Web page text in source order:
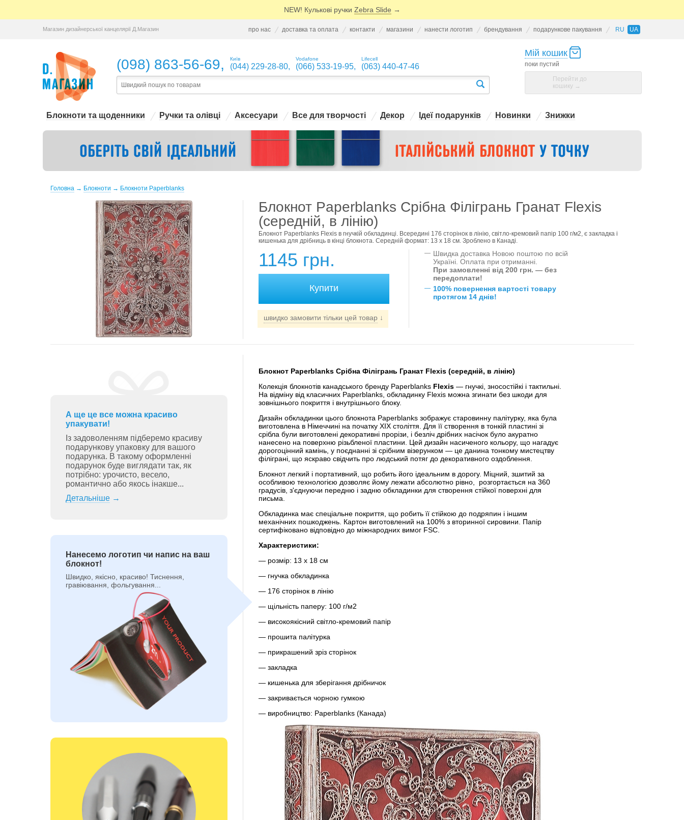
NEW! Кулькові ручки Zebra Slide →
Магазин дизайнерської канцелярії Д.Магазин про нас доставка та оплата контакти магазини нанести логотип брендування подарункове пакування RU UA
(098) 863-56-69, Київ
(044) 229-28-80,
Vodafone
(066) 533-19-95,
Lifecell
(063) 440-47-46
Мій кошик
поки пустий
Перейти до
кошику →
Блокноти та щоденники Ручки та олівці Аксесуари Все для творчості Декор Ідеї подарунків Новинки Знижки
Головна → Блокноти → Блокноти Paperblanks
Блокнот Paperblanks Срібна Філігрань Гранат Flexis
(середній, в лінію)
Блокнот Paperblanks Flexis в гнучкій обкладинці. Всередині 176 сторінок в лінію, світло-кремовий папір 100 г/м2, є закладка і
кишенька для дрібниць в кінці блокнота. Середній формат: 13 х 18 см. Зроблено в Канаді.
1145 грн.
швидко замовити тільки цей товар↓
— Швидка доставка Новою поштою по всій
Україні. Оплата при отриманні.
При замовленні від 200 грн. — без
передоплати!
— 100% повернення вартості товару
протягом 14 днів!
А ще це все можна красиво
упакувати!
Із задоволенням підберемо красиву
подарункову упаковку для вашого
подарунка. В такому оформленні
подарунок буде виглядати так, як
потрібно: урочисто, весело,
романтично або якось інакше...
Детальніше→
Нанесемо логотип чи напис на ваш
блокнот!
Швидко, якісно, красиво! Тиснення,
гравіювання, фольгування...
Блокнот Paperblanks Срібна Філігрань Гранат Flexis (середній, в лінію)
Колекція блокнотів канадського бренду Paperblanks Flexis — гнучкі, зносостійкі і тактильні.
На відміну від класичних Paperblanks, обкладинку Flexis можна згинати без шкоди для
зовнішнього покриття і внутрішнього блоку.
Дизайн обкладинки цього блокнота Paperblanks зображує старовинну палітурку, яка була
виготовлена ​​в Німеччині на початку XIX століття. Для її створення в тонкій пластині зі
срібла були виготовлені декоративні прорізи, і безліч дрібних насічок було акуратно
нанесено на поверхню різьбленої пластини. Цей дизайн насиченого кольору, що нагадує
дорогоцінний камінь, у поєднанні зі срібним візерунком — це данина тонкому мистецтву
філіграні, що яскраво свідчить про людський потяг до декоративного оздоблення.
Блокнот легкий і портативний, що робить його ідеальним в дорогу. Міцний, зшитий за
особливою технологією дозволяє йому лежати абсолютно рівно, розгортається на 360
градусів, з'єднуючи передню і задню обкладинки для створення стійкої поверхні для
письма.
Обкладинка має спеціальне покриття, що робить її стійкою до подряпин і іншим
механічних пошкоджень. Картон виготовлений на 100% з вторинної сировини. Папір
сертифіковано відповідно до міжнародних вимог FSC.
Характеристики:
— розмір: 13 х 18 см
— гнучка обкладинка
— 176 сторінок в лінію
— щільність паперу: 100 г/м2
— високоякісний світло-кремовий папір
— прошита палітурка
— прикрашений зріз сторінок
— закладка
— кишенька для зберігання дрібничок
— закривається чорною гумкою
— виробництво: Paperblanks (Канада)